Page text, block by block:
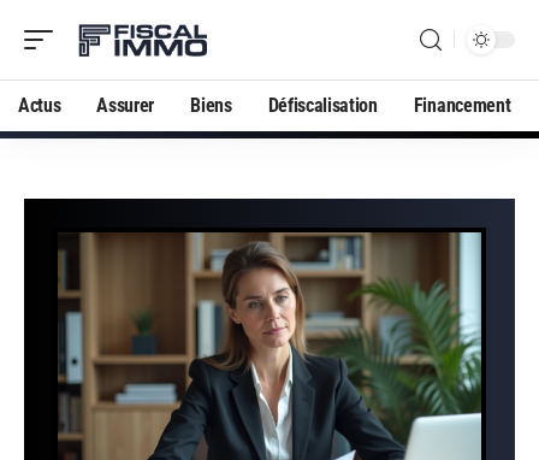
Actus Assurer Biens Défiscalisation Financement